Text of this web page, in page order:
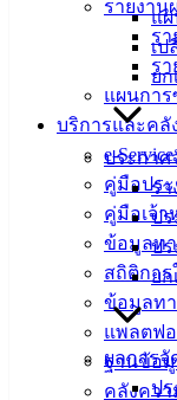
รายงาน
ร
ร
แผนกา
บริการและคลั
e-
คู่มือปร
คู่มือเจ้า
ข้อมูลท
สถิติการ
ข้อมูลท
แพลตฟอ
ฐานข้อมู
คลังควา
แผ
เป
ยก
ประกาศ
ร่า
ปร
ปร
ยก
ผลการจั
ปร
ประชาชน/
งาน
ข่าวสาร
น่ารู้
ศุนย์
ข้อมูล
ข่าวสาร
อิเล็กทรอนิกส์
องค์
ความรู้
(Knowledge
Management)